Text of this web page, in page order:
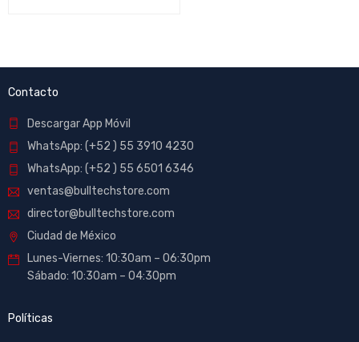
Contacto
Descargar App Móvil
WhatsApp: (+52 ) 55 3910 4230
WhatsApp: (+52 ) 55 6501 6346
ventas@bulltechstore.com
director@bulltechstore.com
Ciudad de México
Lunes-Viernes: 10:30am – 06:30pm
Sábado: 10:30am – 04:30pm
Políticas